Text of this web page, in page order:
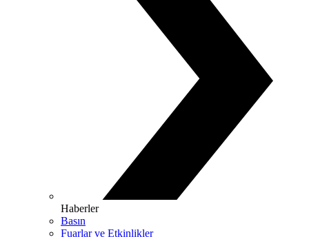
Haberler
Basın
Fuarlar ve Etkinlikler